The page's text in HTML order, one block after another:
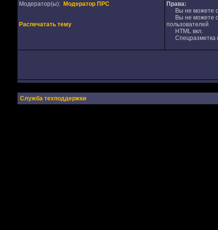
Модератор(ы): Модератор ПРС
Распечатать тему
Права:
Вы не можете
Вы не можете
пользователей
HTML вкл.
Спецразметка
Служба техподдержки